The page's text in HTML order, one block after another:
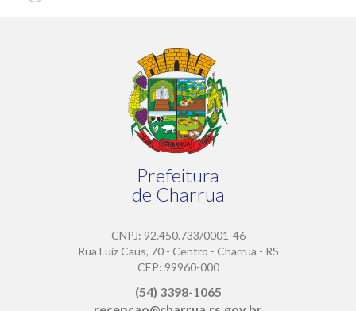
Prefeitura
de Charrua
CNPJ: 92.450.733/0001-46
Rua Luiz Caus, 70 - Centro - Charrua - RS
CEP: 99960-000
(54) 3398-1065